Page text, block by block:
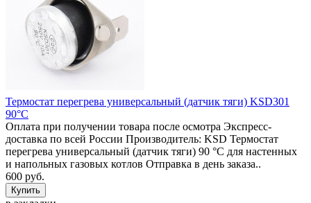
Термостат перегрева универсальный (датчик тяги) KSD301
90°C
Оплата при получении товара после осмотра Экспресс-
доставка по всей России Производитель: KSD Термостат
перегрева универсальный (датчик тяги) 90 °C для настенных
и напольных газовых котлов Отправка в день заказа..
600 руб.